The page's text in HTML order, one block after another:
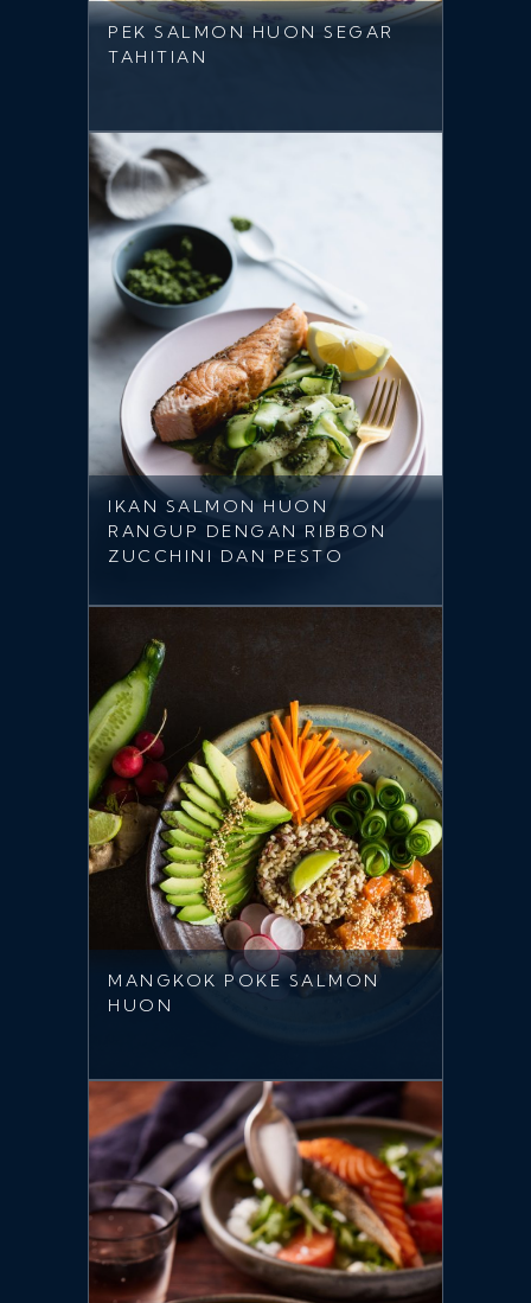
PEK SALMON HUON SEGAR
TAHITIAN
IKAN SALMON HUON
RANGUP DENGAN RIBBON
ZUCCHINI DAN PESTO
MANGKOK POKE SALMON
HUON